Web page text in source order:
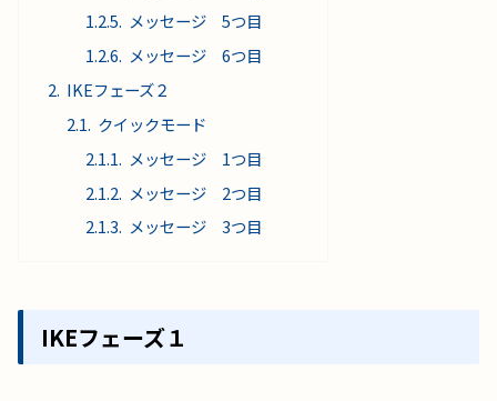
メッセージ 5つ目
メッセージ 6つ目
IKEフェーズ２
クイックモード
メッセージ 1つ目
メッセージ 2つ目
メッセージ 3つ目
IKEフェーズ１